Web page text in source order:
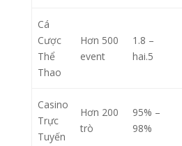
Cá
Cược
Thể
Thao
Hơn 500
event
1.8 –
hai.5
Casino
Trực
Tuyến
Hơn 200
trò
95% –
98%